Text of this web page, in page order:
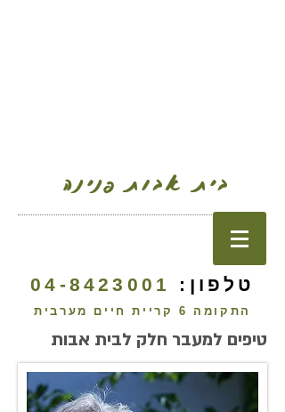
בית אבות פנינה
טלפון: 04-8423001
התקומה 6 קריית חיים מערבית
טיפים למעבר חלק לבית אבות